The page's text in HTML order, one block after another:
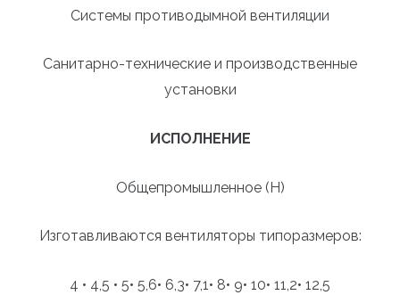
Системы противодымной вентиляции
Санитарно-технические и производственные
установки
ИСПОЛНЕНИЕ
Общепромышленное (Н)
Изготавливаются вентиляторы типоразмеров:
4 • 4,5 • 5• 5,6• 6,3• 7,1• 8• 9• 10• 11,2• 12,5